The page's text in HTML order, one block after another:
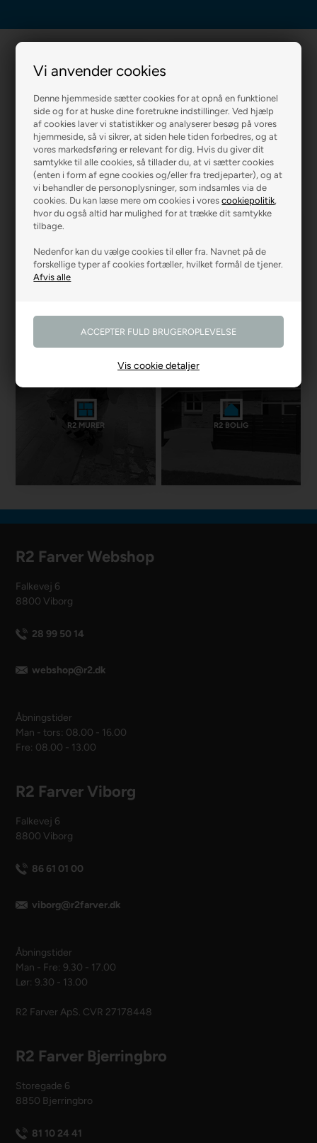
Vi anvender cookies
Denne hjemmeside sætter cookies for at opnå en funktionel
side og for at huske dine foretrukne indstillinger. Ved hjælp
af cookies laver vi statistikker og analyserer besøg på vores
hjemmeside, så vi sikrer, at siden hele tiden forbedres, og at
vores markedsføring er relevant for dig. Hvis du giver dit
samtykke til alle cookies, så tillader du, at vi sætter cookies
(enten i form af egne cookies og/eller fra tredjeparter), og at
vi behandler de personoplysninger, som indsamles via de
cookies. Du kan læse mere om cookies i vorescookiepolitik,
hvor du også altid har mulighed for at trække dit samtykke
tilbage.
Nedenfor kan du vælge cookies til eller fra. Navnet på de
forskellige typer af cookies fortæller, hvilket formål de tjener.
Vis cookie detaljer
R2 MALERFIRMA R2 FARVEHANDEL
R2 GARDINER
R2 MURER R2 BOLIG
R2 Farver Webshop
Falkevej 6
8800 Viborg
28 99 50 14
webshop@r2.dk
Åbningstider
Man - tors: 08.00 - 16.00
Fre: 08.00 - 13.00
R2 Farver Viborg
Falkevej 6
8800 Viborg
86 61 01 00
viborg@r2farver.dk
Åbningstider
Man - Fre: 9.30 - 17.00
Lør: 9.30 - 13.00
R2 Farver ApS. CVR 27178448
R2 Farver Bjerringbro
Storegade 6
8850 Bjerringbro
81 10 24 41